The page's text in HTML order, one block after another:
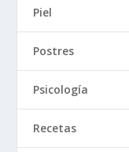
Piel
Postres
Psicología
Recetas